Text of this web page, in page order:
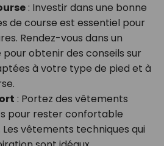
: Investir dans une bonne
de course est essentiel pour
Rendez-vous dans un
pour obtenir des conseils sur
à votre type de pied et à
: Portez des vêtements
pour rester confortable
vêtements techniques qui